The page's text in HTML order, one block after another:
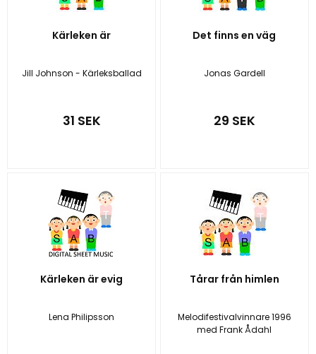
Kärleken är
Jill Johnson - Kärleksballad
31 SEK
Det finns en väg
Jonas Gardell
29 SEK
Kärleken är evig
Lena Philipsson
Tårar från himlen
Melodifestivalvinnare 1996
med Frank Ådahl